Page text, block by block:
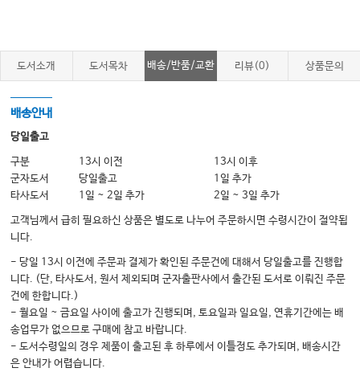
11 Case Studies in Ultrasonic Debridement 226
Index 248
도서소개 도서목차 배송/반품/교환 리뷰(0) 상품문의
배송안내
당일출고
구분 13시 이전
13시 이후
군자도서
당일출고
1일 추가
타사도서
1일 ~ 2일 추가 2일 ~ 3일 추가
고객님께서 급히 필요하신 상품은 별도로 나누어 주문하시면 수령시간이 절약됩
니다.
- 당일 13시 이전에 주문과 결제가 확인된 주문건에 대해서 당일출고를 진행합
니다. (단, 타사도서, 원서 제외되며 군자출판사에서 출간된 도서로 이뤄진 주문
건에 한합니다.)
- 월요일 ~ 금요일 사이에 출고가 진행되며, 토요일과 일요일, 연휴기간에는 배
송업무가 없으므로 구매에 참고 바랍니다.
- 도서수령일의 경우 제품이 출고된 후 하루에서 이틀정도 추가되며, 배송시간
은 안내가 어렵습니다.